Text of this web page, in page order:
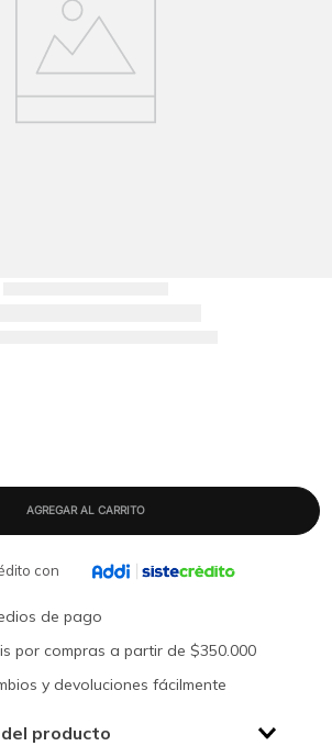
con
de pago
por compras a partir de $350.000
y devoluciones fácilmente
producto